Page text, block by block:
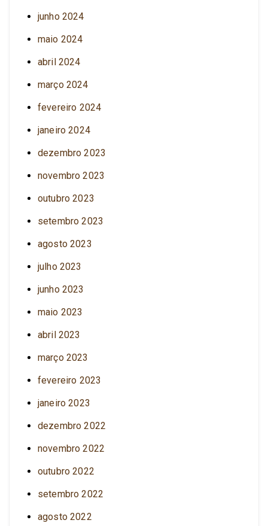
junho 2024
maio 2024
abril 2024
março 2024
fevereiro 2024
janeiro 2024
dezembro 2023
novembro 2023
outubro 2023
setembro 2023
agosto 2023
julho 2023
junho 2023
maio 2023
abril 2023
março 2023
fevereiro 2023
janeiro 2023
dezembro 2022
novembro 2022
outubro 2022
setembro 2022
agosto 2022